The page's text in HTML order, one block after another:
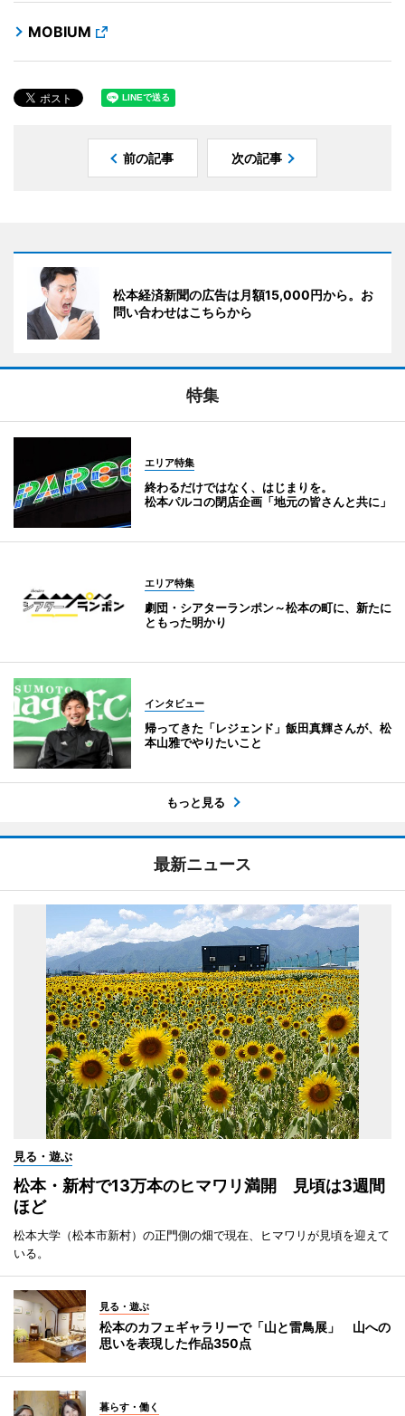
MOBIUM
前の記事 次の記事
松本経済新聞の広告は月額15,000円から。お
問い合わせはこちらから
特集
エリア特集
終わるだけではなく、はじまりを。
松本パルコの閉店企画「地元の皆さんと共に」
エリア特集
劇団・シアターランポン～松本の町に、新たに
ともった明かり
インタビュー
帰ってきた「レジェンド」飯田真輝さんが、松
本山雅でやりたいこと
もっと見る
最新ニュース
見る・遊ぶ
松本・新村で13万本のヒマワリ満開 見頃は3週間
ほど
松本大学（松本市新村）の正門側の畑で現在、ヒマワリが見頃を迎えて
いる。
見る・遊ぶ
松本のカフェギャラリーで「山と雷鳥展」 山への
思いを表現した作品350点
暮らす・働く